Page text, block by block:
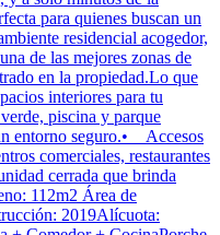
para quienes buscan un
residencial acogedor,
de las mejores zonas de
en la propiedad.Lo que
interiores para tu
piscina y parque
entorno seguro.• Accesos
comerciales, restaurantes
cerrada que brinda
112m2 Área de
2019Alícuota: